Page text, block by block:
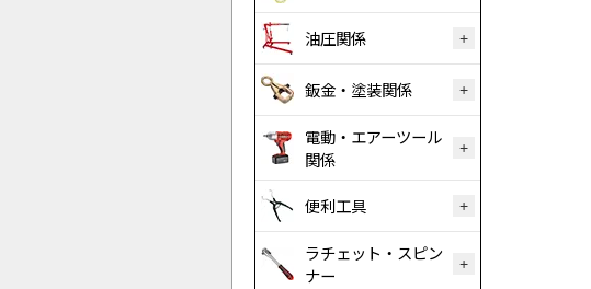
油圧関係
鈑金・塗装関係
電動・エアーツール
関係
便利工具
ラチェット・スピン
ナー